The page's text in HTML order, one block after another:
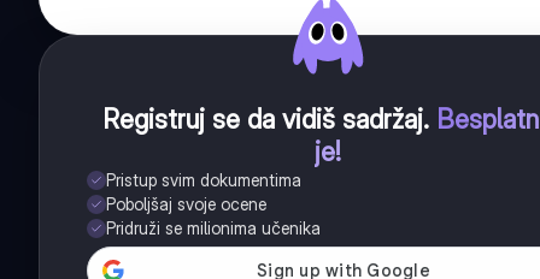
Registruj se da vidiš sadržaj.
je!
Pristup svim dokumentima
Poboljšaj svoje ocene
Pridruži se milionima učenika